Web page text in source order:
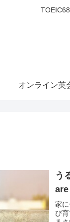
オンライン英
う
家
び